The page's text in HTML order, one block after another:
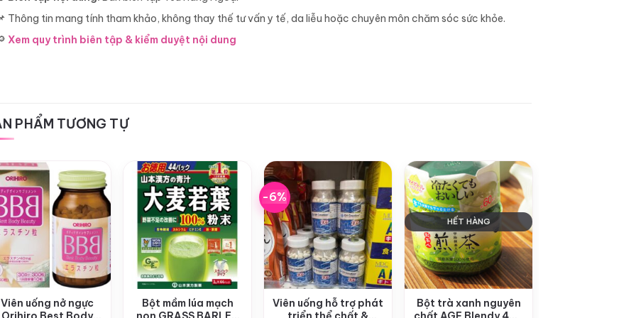
Thông tin mang tính tham khảo, không thay thế tư vấn y tế, da liễu hoặc chuyên môn chăm sóc sức khỏe.
Xem quy trình biên tập & kiểm duyệt nội dung
PHẨM TƯƠNG TỰ
+
Viên uống nở ngực
+
Bột mầm lúa mạch
-6%
+
Viên uống hỗ trợ phát
+
HẾT HÀNG
Bột trà xanh nguyên